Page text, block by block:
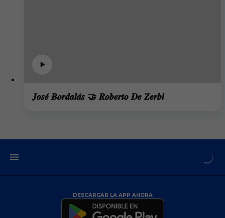
𝑱𝒐𝒔𝒆́ 𝑩𝒐𝒓𝒅𝒂𝒍𝒂́𝒔 🤝 𝑹𝒐𝒃𝒆𝒓𝒕𝒐 𝑫𝒆 𝒁𝒆𝒓𝒃𝒊
DESCARGAR LA APP AHORA